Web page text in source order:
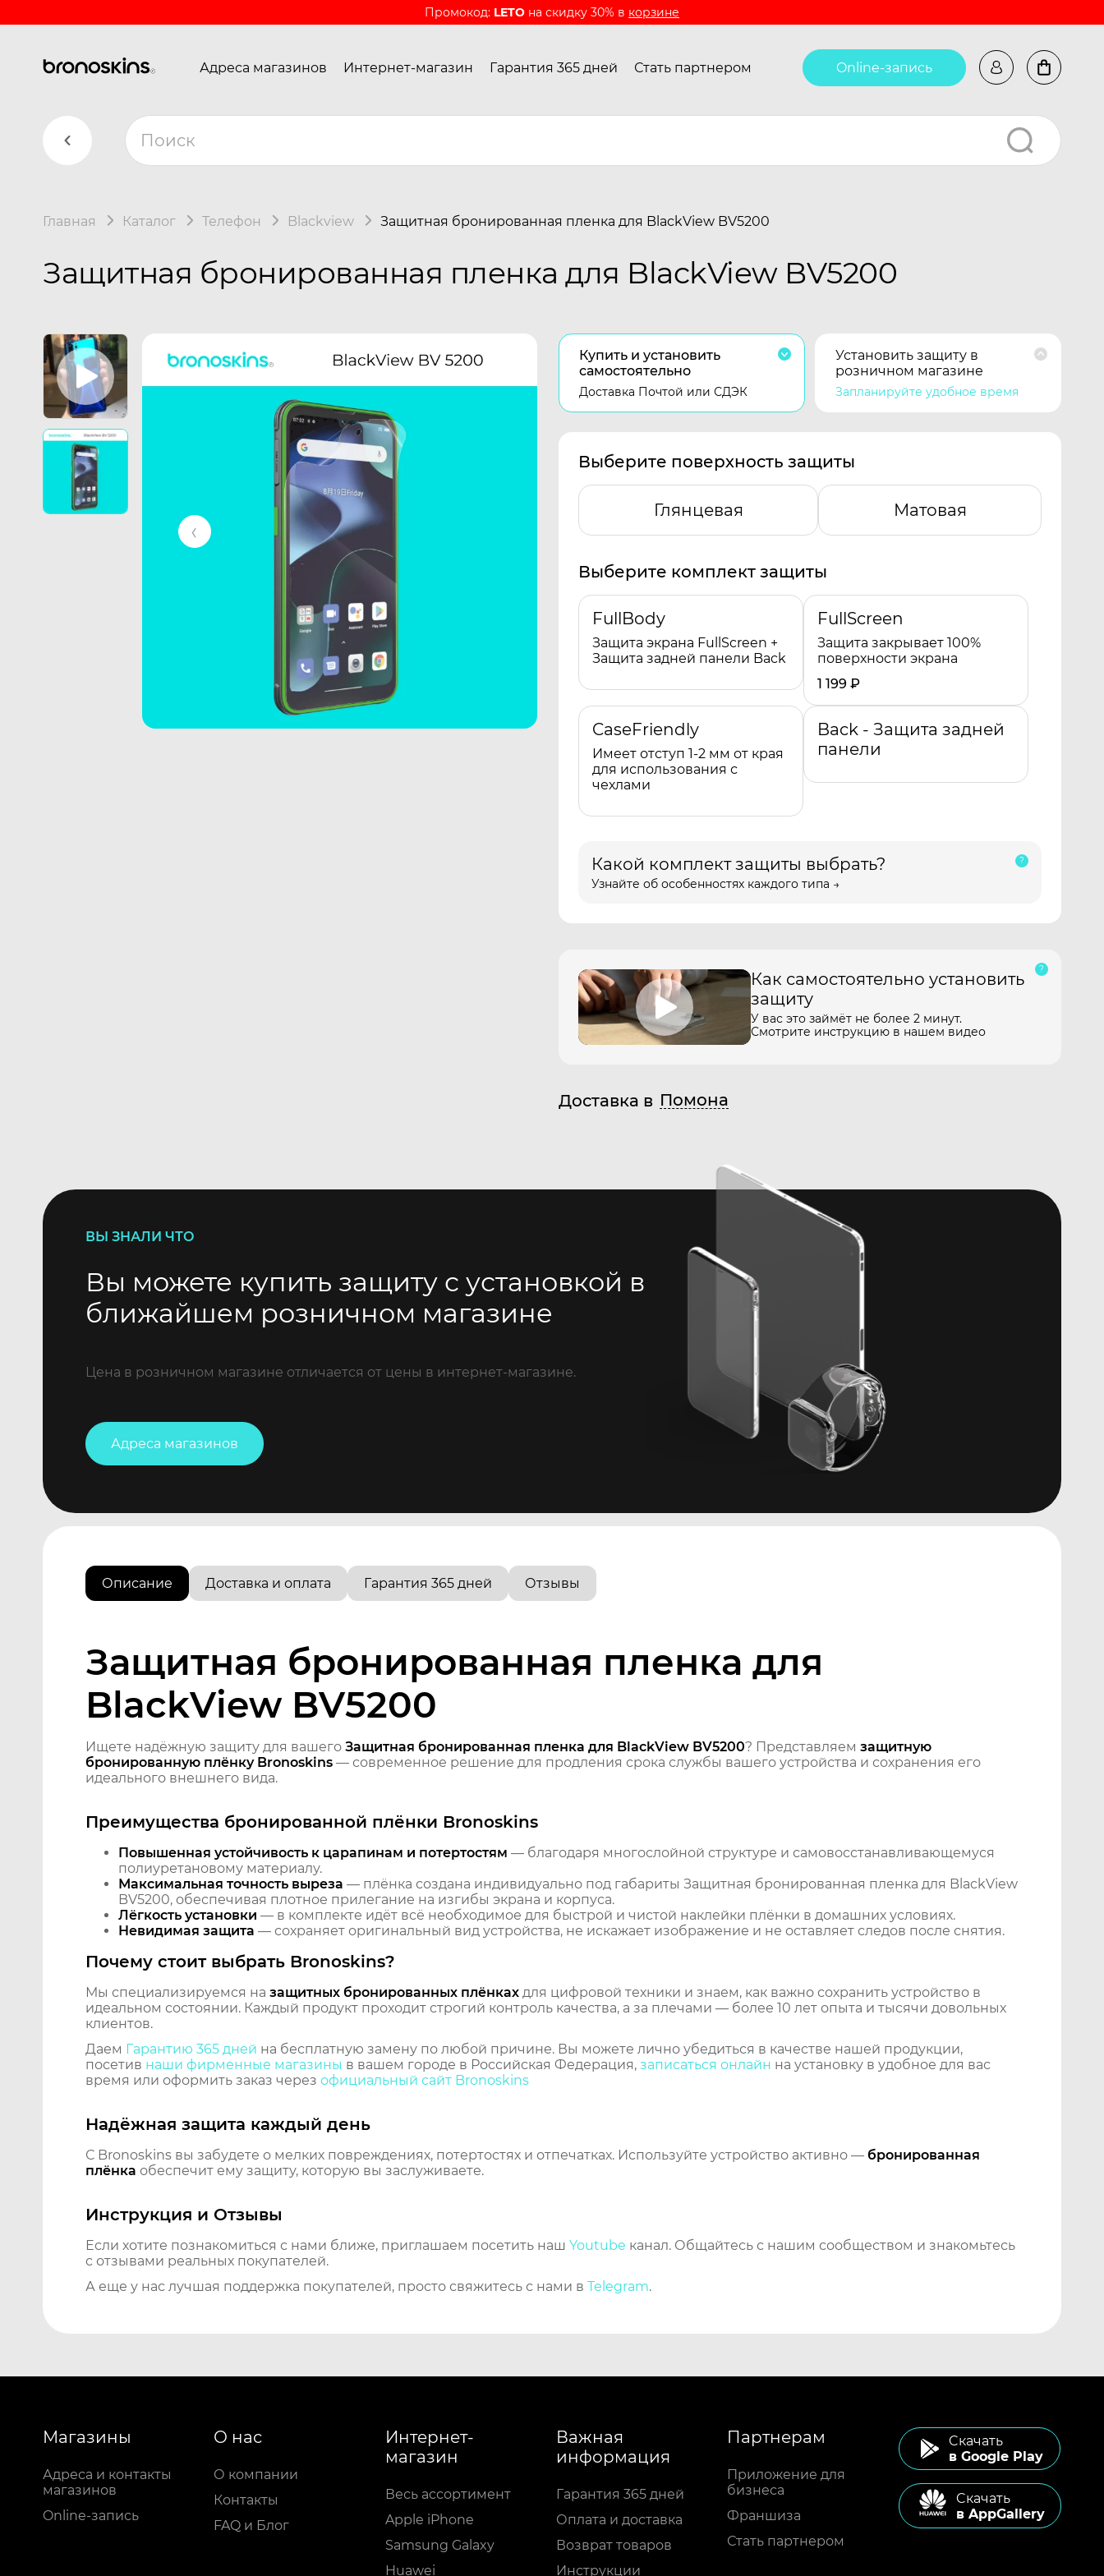
Промокод: LETO на скидку 30% в корзине
Адреса магазинов Интернет-магазин Гарантия 365 дней Стать партнером Online-запись
Главная Каталог Телефон Blackview Защитная бронированная пленка для BlackView BV5200
Защитная бронированная пленка для BlackView BV5200
Купить и установить
самостоятельно
Доставка Почтой или СДЭК
Установить защиту в
розничном магазине
Запланируйте удобное время
Выберите поверхность защиты
Глянцевая Матовая
Выберите комплект защиты
FullBody
Защита экрана FullScreen +
Защита задней панели Back
FullScreen
Защита закрывает 100%
поверхности экрана
1 199 ₽
CaseFriendly
Имеет отступ 1-2 мм от края
для использования с
чехлами
Back - Защита задней
панели
Какой комплект защиты выбрать?
Узнайте об особенностях каждого типа →
Как самостоятельно установить
защиту
У вас это займёт не более 2 минут.
Смотрите инструкцию в нашем видео
Доставка в Помона
ВЫ ЗНАЛИ ЧТО
Вы можете купить защиту с установкой в
ближайшем розничном магазине
Цена в розничном магазине отличается от цены в интернет-магазине.
Адреса магазинов
Описание Доставка и оплата Гарантия 365 дней Отзывы
Защитная бронированная пленка для
BlackView BV5200
Ищете надёжную защиту для вашего Защитная бронированная пленка для BlackView BV5200? Представляем защитную
бронированную плёнку Bronoskins — современное решение для продления срока службы вашего устройства и сохранения его
идеального внешнего вида.
Преимущества бронированной плёнки Bronoskins
Повышенная устойчивость к царапинам и потертостям — благодаря многослойной структуре и самовосстанавливающемуся
полиуретановому материалу.
Максимальная точность выреза — плёнка создана индивидуально под габариты Защитная бронированная пленка для BlackView
BV5200, обеспечивая плотное прилегание на изгибы экрана и корпуса.
Лёгкость установки — в комплекте идёт всё необходимое для быстрой и чистой наклейки плёнки в домашних условиях.
Невидимая защита — сохраняет оригинальный вид устройства, не искажает изображение и не оставляет следов после снятия.
Почему стоит выбрать Bronoskins?
Мы специализируемся на защитных бронированных плёнках для цифровой техники и знаем, как важно сохранить устройство в
идеальном состоянии. Каждый продукт проходит строгий контроль качества, а за плечами — более 10 лет опыта и тысячи довольных
клиентов.
Даем Гарантию 365 дней на бесплатную замену по любой причине. Вы можете лично убедиться в качестве нашей продукции,
посетив наши фирменные магазины в вашем городе в Российская Федерация, записаться онлайн на установку в удобное для вас
время или оформить заказ через официальный сайт Bronoskins
Надёжная защита каждый день
С Bronoskins вы забудете о мелких повреждениях, потертостях и отпечатках. Используйте устройство активно — бронированная
плёнка обеспечит ему защиту, которую вы заслуживаете.
Инструкция и Отзывы
Если хотите познакомиться с нами ближе, приглашаем посетить наш Youtube канал. Общайтесь с нашим сообществом и знакомьтесь
с отзывами реальных покупателей.
А еще у нас лучшая поддержка покупателей, просто свяжитесь с нами в Telegram.
Магазины
Адреса и контакты
магазинов
Online-запись
О нас
О компании
Контакты
FAQ и Блог
Интернет-
магазин
Весь ассортимент
Apple iPhone
Samsung Galaxy
Huawei
Важная
информация
Гарантия 365 дней
Оплата и доставка
Возврат товаров
Инструкции
Партнерам
Приложение для
бизнеса
Франшиза
Стать партнером
Cкачать
в Google Play
Cкачать
в AppGallery